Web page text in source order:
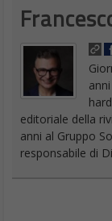
editoriale della
anni al Gruppo
responsabile di